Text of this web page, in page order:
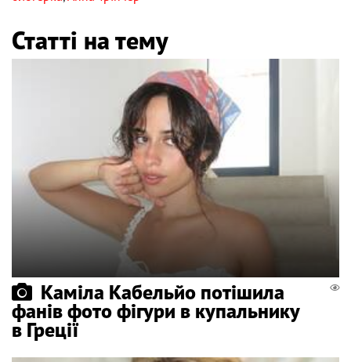
Статті на тему
Каміла Кабельйо потішила
фанів фото фігури в купальнику
в Греції